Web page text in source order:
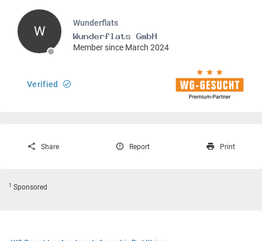
W
Wunderflats
Member since March 2024
Verified
Share Report Print
1 Sponsored